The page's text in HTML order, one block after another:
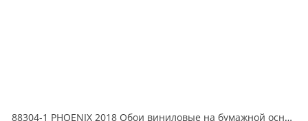
88304-1 PHOENIX 2018 Обои виниловые на бумажной основе 1.06*15.6